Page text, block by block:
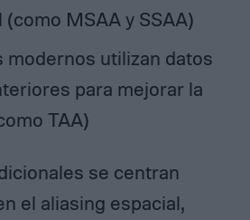
(como MSAA y SSAA)
modernos utilizan datos
para mejorar la
TAA)
se centran
el aliasing espacial,